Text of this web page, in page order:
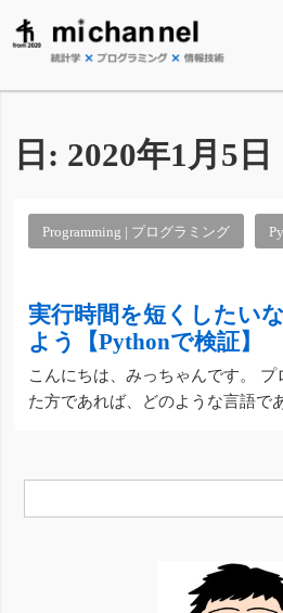
日: 2020年1月5日
Programming | プログラミング
実行時間を短くしたい
よう【Pythonで検証】
こんにちは、みっちゃんです。
た方であれば、どのような言語で
Pythonのset型変数を設定すること